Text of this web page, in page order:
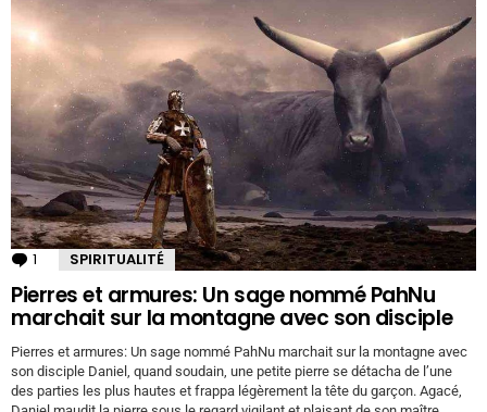
1 Commentaire
SPIRITUALITÉ
Pierres et armures: Un sage nommé PahNu
marchait sur la montagne avec son disciple
Pierres et armures: Un sage nommé PahNu marchait sur la montagne avec
son disciple Daniel, quand soudain, une petite pierre se détacha de l’une
des parties les plus hautes et frappa légèrement la tête du garçon. Agacé,